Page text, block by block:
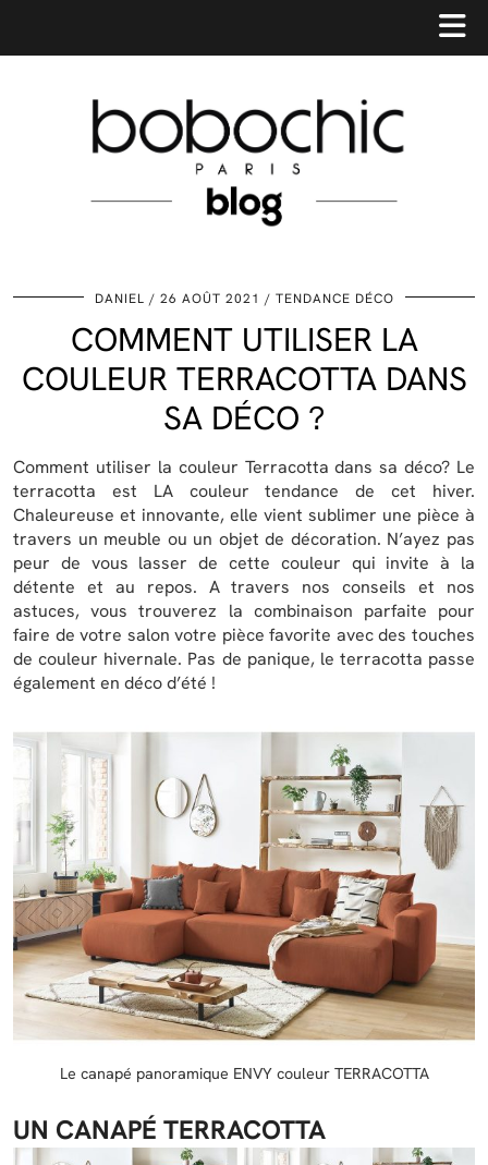
DANIEL 26 AOÛT 2021 TENDANCE DÉCO
COMMENT UTILISER LA
COULEUR TERRACOTTA DANS
SA DÉCO ?
Comment utiliser la couleur Terracotta dans sa déco? Le
terracotta est LA couleur tendance de cet hiver.
Chaleureuse et innovante, elle vient sublimer une pièce à
travers un meuble ou un objet de décoration. N’ayez pas
peur de vous lasser de cette couleur qui invite à la
détente et au repos. A travers nos conseils et nos
astuces, vous trouverez la combinaison parfaite pour
faire de votre salon votre pièce favorite avec des touches
de couleur hivernale. Pas de panique, le terracotta passe
également en déco d’été !
Le canapé panoramique ENVY couleur TERRACOTTA
UN CANAPÉ TERRACOTTA